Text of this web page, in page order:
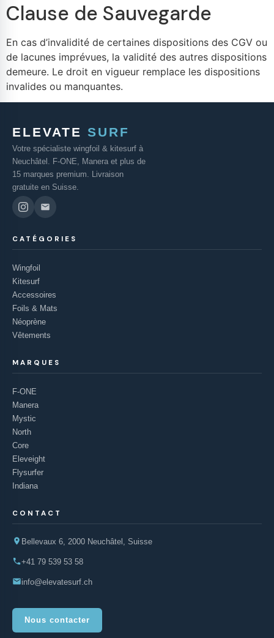
Clause de Sauvegarde
En cas d’invalidité de certaines dispositions des CGV ou
de lacunes imprévues, la validité des autres dispositions
demeure. Le droit en vigueur remplace les dispositions
invalides ou manquantes.
ELEVATE SURF
Votre spécialiste wingfoil & kitesurf à
Neuchâtel. F-ONE, Manera et plus de
15 marques premium. Livraison
gratuite en Suisse.
CATÉGORIES
Wingfoil
Kitesurf
Accessoires
Foils & Mats
Néoprène
Vêtements
MARQUES
F-ONE
Manera
Mystic
North
Core
Eleveight
Flysurfer
Indiana
CONTACT
Bellevaux 6, 2000 Neuchâtel, Suisse
+41 79 539 53 58
info@elevatesurf.ch
Nous contacter